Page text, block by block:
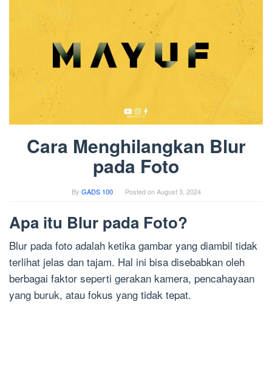
Cara Menghilangkan Blur
pada Foto
By GADS 100 Posted onAugust 3, 2024
Apa itu Blur pada Foto?
Blur pada foto adalah ketika gambar yang diambil tidak
terlihat jelas dan tajam. Hal ini bisa disebabkan oleh
berbagai faktor seperti gerakan kamera, pencahayaan
yang buruk, atau fokus yang tidak tepat.